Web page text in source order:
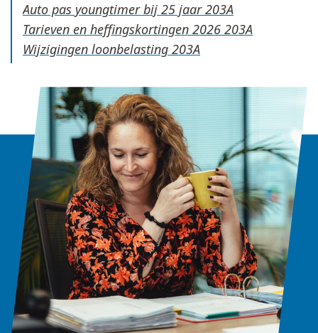
Auto pas youngtimer bij 25 jaar
Tarieven en heffingskortingen 2026
Wijzigingen loonbelasting